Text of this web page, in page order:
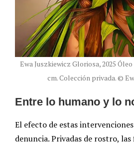
Ewa Juszkiewicz Gloriosa, 2025
cm. Colección privada. ©
Entre lo humano y lo
El efecto de estas
denuncia. Privadas de rostro, las